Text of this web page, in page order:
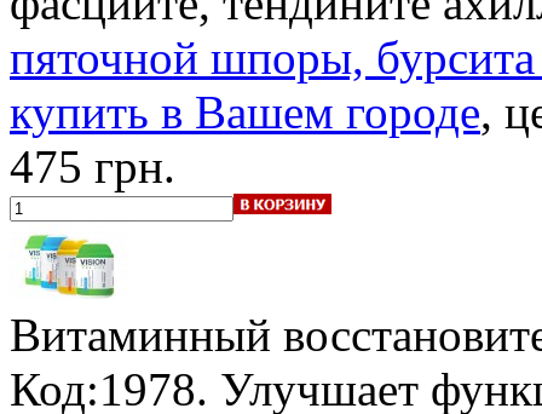
пяточной шпоры,
купить в Вашем городе,
475 грн.
Витаминный
Код:1978. Улучшает